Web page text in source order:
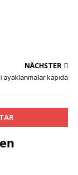
NÄCHSTER
ayaklanmalar kapıda